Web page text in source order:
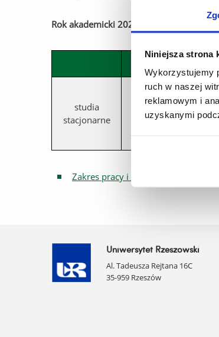
Niniejsza strona
Wykorzystujemy
ruch w naszej
reklamowym i
uzyskanymi
Rok akademicki 2025/2026
studia
stacjonarne
I stopnia
Zakres pracy i obowiązki opiekuna
Uniwersytet Rzeszowski
Al. Tadeusza Rejtana 16C
35-959 Rzeszów